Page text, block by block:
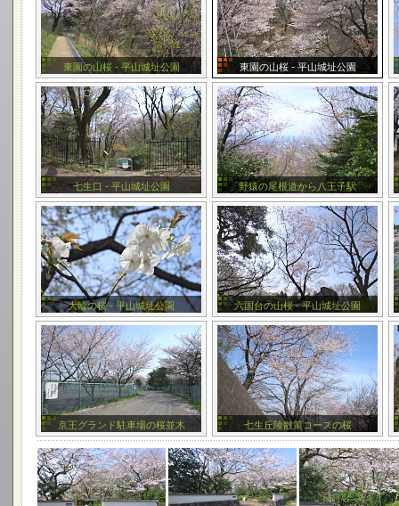
東園の山桜 - 平山城址公園 東園の山桜 - 平山城址公園
七生口 - 平山城址公園 野猿の尾根道から八王子駅
大輪の桜 - 平山城址公園 六国台の山桜 - 平山城址公園
京王グランド駐車場の桜並木 七生丘陵散策コースの桜